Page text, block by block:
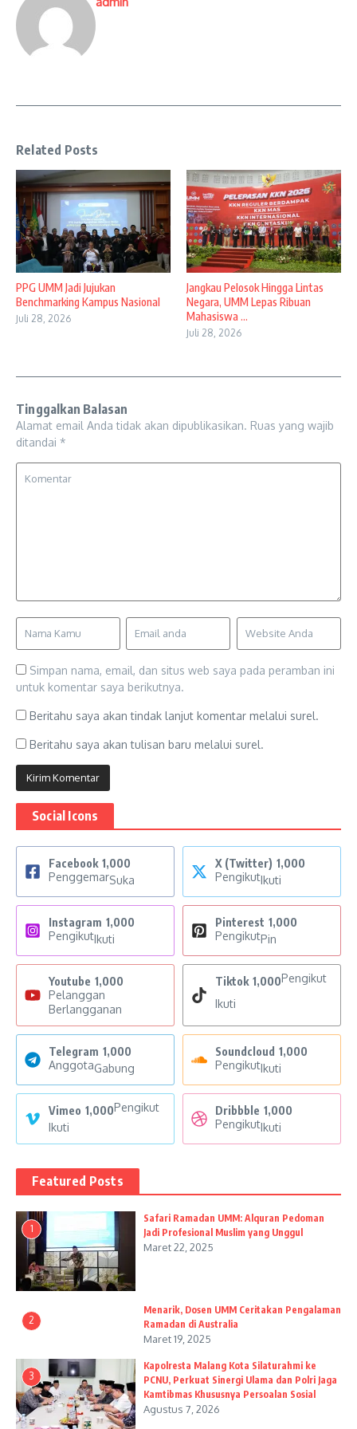
Related Posts
PPG UMM Jadi Jujukan
Benchmarking Kampus Nasional
Juli 28, 2026
Jangkau Pelosok Hingga Lintas
Negara, UMM Lepas Ribuan
Mahasiswa ...
Juli 28, 2026
Tinggalkan Balasan
Alamat email Anda tidak akan dipublikasikan. Ruas yang wajib
ditandai *
Simpan nama, email, dan situs web saya pada peramban ini
untuk komentar saya berikutnya.
Beritahu saya akan tindak lanjut komentar melalui surel.
Beritahu saya akan tulisan baru melalui surel.
Social Icons
Facebook 1,000
PenggemarSuka
X (Twitter) 1,000
PengikutIkuti
Instagram 1,000
PengikutIkuti
Pinterest 1,000
PengikutPin
Youtube 1,000
Pelanggan
Berlangganan
Tiktok 1,000Pengikut
Ikuti
Telegram 1,000
AnggotaGabung
Soundcloud 1,000
PengikutIkuti
Vimeo 1,000Pengikut
Ikuti
Dribbble 1,000
PengikutIkuti
Featured Posts
1
Safari Ramadan UMM: Alquran Pedoman
Jadi Profesional Muslim yang Unggul
Maret 22, 2025
2
Menarik, Dosen UMM Ceritakan Pengalaman
Ramadan di Australia
Maret 19, 2025
3
Kapolresta Malang Kota Silaturahmi ke
PCNU, Perkuat Sinergi Ulama dan Polri Jaga
Kamtibmas Khususnya Persoalan Sosial
Agustus 7, 2026